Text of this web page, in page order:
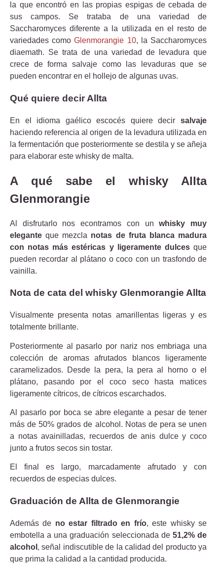
la que encontró en las propias espigas de cebada de
sus campos. Se trataba de una variedad de
Saccharomyces diferente a la utilizada en el resto de
variedades comoGlenmorangie 10, la Saccharomyces
diaemath. Se trata de una variedad de levadura que
crece de forma salvaje como las levaduras que se
pueden encontrar en el hollejo de algunas uvas.
Qué quiere decir Allta
En el idioma gaélico escocés quiere decirsalvaje
haciendo referencia al origen de la levadura utilizada en
la fermentación que posteriormente se destila y se añeja
para elaborar este whisky de malta.
A qué sabe el whisky Allta
Glenmorangie
Al disfrutarlo nos econtramos con unwhisky muy
elegante que mezcla notas de fruta blanca madura
con notas más estéricas y ligeramente dulcesque
pueden recordar al plátano o coco con un trasfondo de
vainilla.
Nota de cata del whisky Glenmorangie Allta
Visualmente presenta notas amarillentas ligeras y es
totalmente brillante.
Posteriormente al pasarlo por nariz nos embriaga una
colección de aromas afrutados blancos ligeramente
caramelizados. Desde la pera, la pera al horno o el
plátano, pasando por el coco seco hasta matices
ligeramente cítricos, de cítricos escarchados.
Al pasarlo por boca se abre elegante a pesar de tener
más de 50% grados de alcohol. Notas de pera se unen
a notas avainilladas, recuerdos de anis dulce y coco
junto a frutos secos sin tostar.
El final es largo, marcadamente afrutado y con
recuerdos de especias dulces.
Graduación de Allta de Glenmorangie
Además de no estar filtrado en frío, este whisky se
embotella a una graduación seleccionada de 51,2% de
alcohol , señal indiscutible de la calidad del producto ya
que prima la calidad a la cantidad producida.